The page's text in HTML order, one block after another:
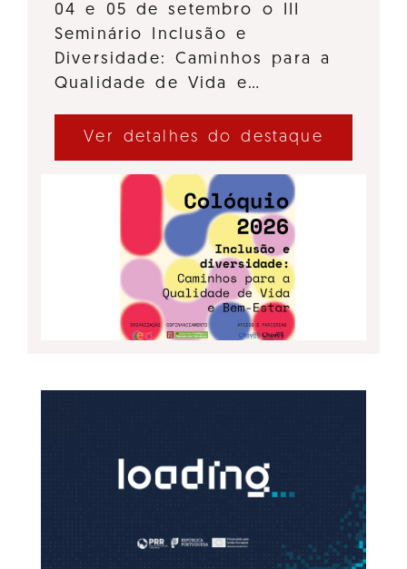
04 e 05 de setembro o III
Seminário Inclusão e
Diversidade: Caminhos para a
Qualidade de Vida e…
Ver detalhes do destaque